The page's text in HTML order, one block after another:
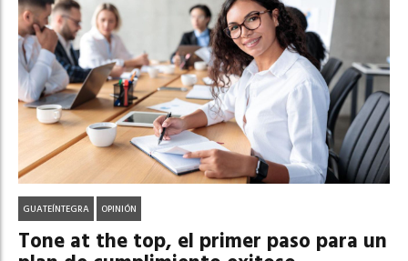
GUATEÍNTEGRA OPINIÓN
Tone at the top, el primer paso para un